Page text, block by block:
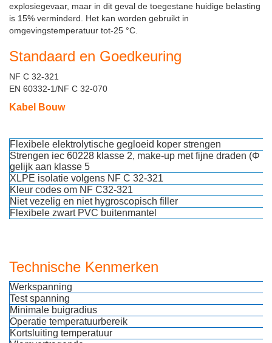
explosiegevaar, maar in dit geval de toegestane huidige belasting
is 15% verminderd. Het kan worden gebruikt in
omgevingstemperatuur tot-25 °C.
Standaard en Goedkeuring
NF C 32-321
EN 60332-1/NF C 32-070
Kabel Bouw
Flexibele elektrolytische gegloeid koper strengen
Strengen iec 60228 klasse 2, make-up met fijne draden (Φ
gelijk aan klasse 5
XLPE isolatie volgens NF C 32-321
Kleur codes om NF C32-321
Niet vezelig en niet hygroscopisch filler
Flexibele zwart PVC buitenmantel
Technische Kenmerken
Werkspanning
Test spanning
Minimale buigradius
Operatie temperatuurbereik
Kortsluiting temperatuur